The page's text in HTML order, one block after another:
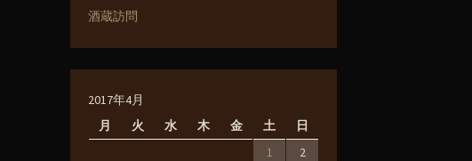
酒蔵訪問
2017年4月
月
火 水 木 金 土 日
1
2